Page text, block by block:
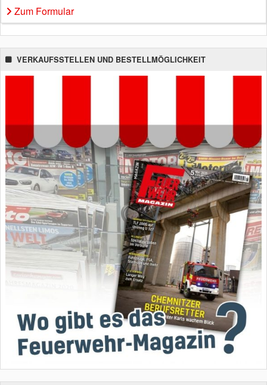
Zum Formular
VERKAUFSSTELLEN UND BESTELLMÖGLICHKEIT